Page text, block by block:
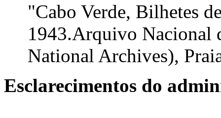
"Cabo Verde, Bilhetes
1943.Arquivo Nacional
National Archives),
Esclarecimentos do